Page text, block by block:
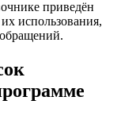
приведён
использования,